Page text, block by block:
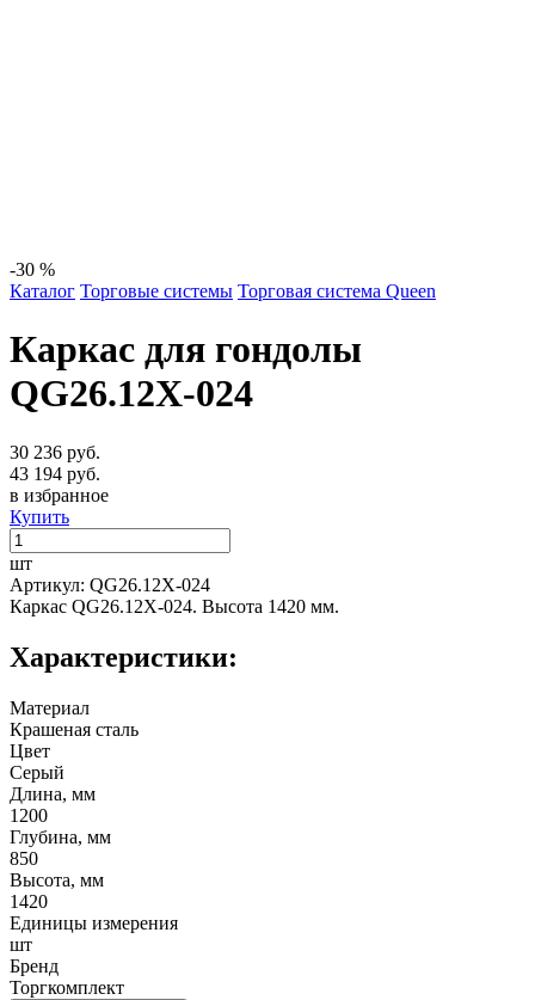
-30 %
Каталог Торговые системы Торговая система Queen
Каркас для гондолы
QG26.12X-024
30 236 руб.
43 194 руб.
в избранное
Купить
шт
Артикул: QG26.12X-024
Каркас QG26.12X-024. Высота 1420 мм.
Характеристики:
Материал
Крашеная сталь
Цвет
Серый
Длина, мм
1200
Глубина, мм
850
Высота, мм
1420
Единицы измерения
шт
Бренд
Торгкомплект